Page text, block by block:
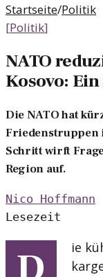
Startseite/Politik
[Politik]
NATO
Kosovo:
Die NATO hat
Friedenstruppen
Schritt wirft
Region auf.
Nico Hoffmann
Lesezeit
ie